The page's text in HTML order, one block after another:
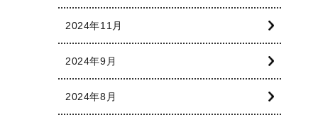
2024年11月
2024年9月
2024年8月